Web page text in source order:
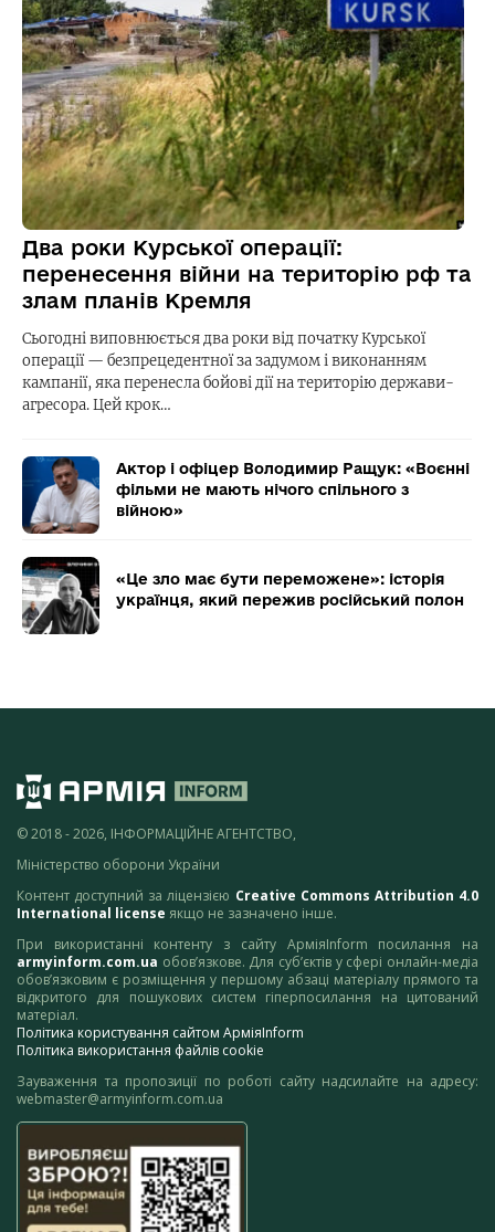
Два роки Курської операції:
перенесення війни на територію рф та
злам планів Кремля
Сьогодні виповнюється два роки від початку Курської
операції — безпрецедентної за задумом і виконанням
кампанії, яка перенесла бойові дії на територію держави-
агресора. Цей крок…
Актор і офіцер Володимир Ращук: «Воєнні
фільми не мають нічого спільного з
війною»
«Це зло має бути переможене»: історія
українця, який пережив російський полон
© 2018 - 2026, ІНФОРМАЦІЙНЕ АГЕНТСТВО,
Міністерство оборони України
Контент доступний за ліцензією Creative Commons Attribution 4.0
International license якщо не зазначено інше.
При використанні контенту з сайту АрміяInform посилання на
armyinform.com.ua обов’язкове. Для суб’єктів у сфері онлайн-медіа
обов’язковим є розміщення у першому абзаці матеріалу прямого та
відкритого для пошукових систем гіперпосилання на цитований
матеріал.
Політика користування сайтом АрміяInform
Політика використання файлів cookie
Зауваження та пропозиції по роботі сайту надсилайте на адресу:
webmaster@armyinform.com.ua